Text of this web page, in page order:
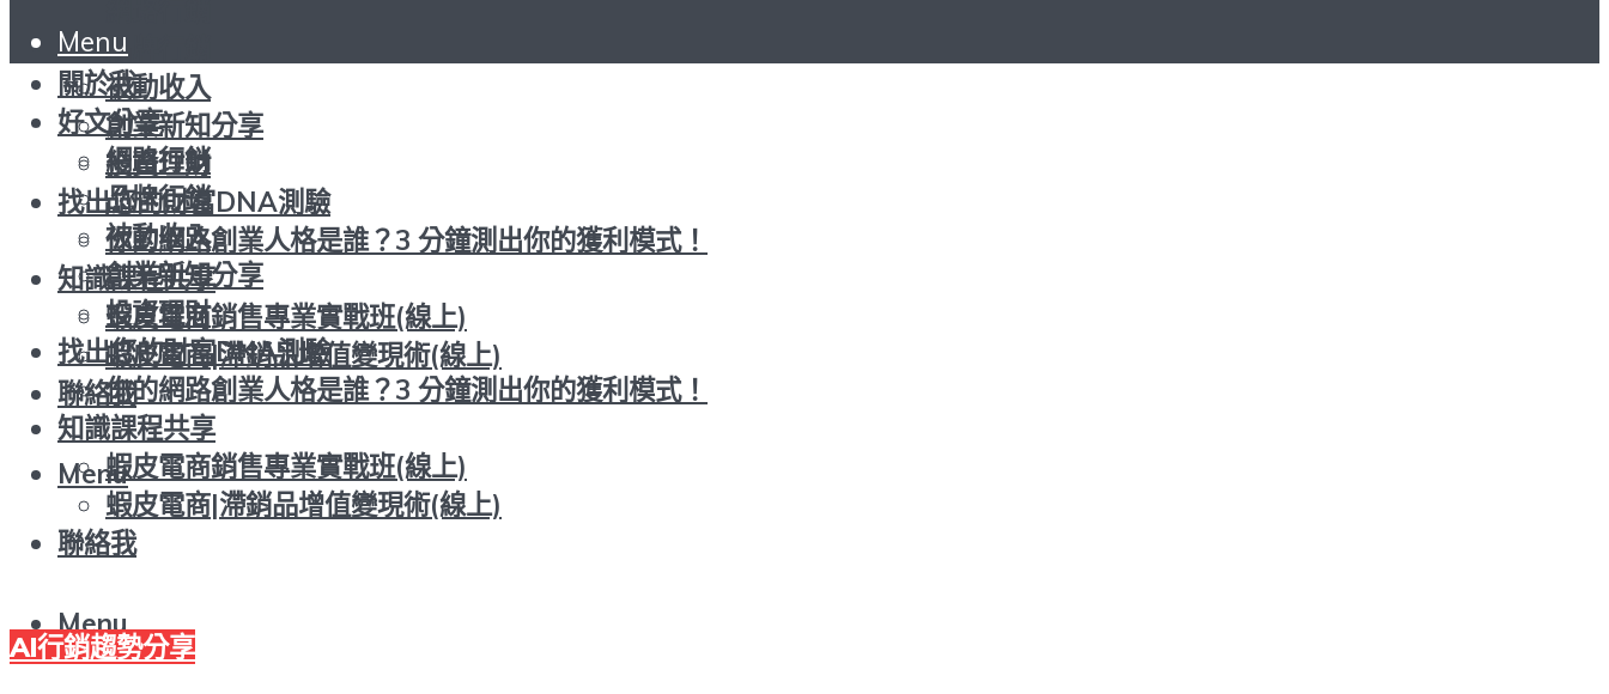
品牌行銷
被動收入
創業新知分享
投資理財
找出您的財富DNA測驗
你的網路創業人格是誰？3 分鐘測出你的獲利模式！
知識課程共享
蝦皮電商銷售專業實戰班(線上)
蝦皮電商|滯銷品增值變現術(線上)
聯絡我
Menu
頁首
關於我
好文分享
網路行銷
品牌行銷
被動收入
創業新知分享
投資理財
找出您的財富DNA測驗
你的網路創業人格是誰？3 分鐘測出你的獲利模式！
知識課程共享
蝦皮電商銷售專業實戰班(線上)
蝦皮電商|滯銷品增值變現術(線上)
聯絡我
Menu
Menu
AI行銷趨勢分享